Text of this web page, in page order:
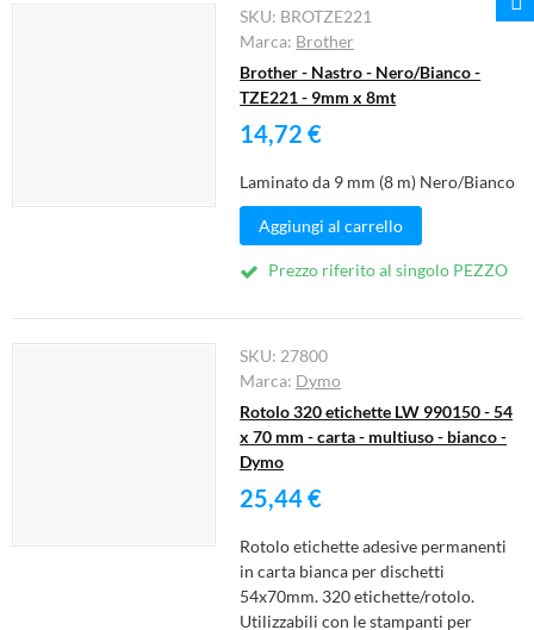
SKU: BROTZE221
Marca: Brother
Brother - Nastro - Nero/Bianco -
TZE221 - 9mm x 8mt
14,72 €
Laminato da 9 mm (8 m) Nero/Bianco
Aggiungi al carrello
Prezzo riferito al singolo PEZZO
SKU: 27800
Marca: Dymo
Rotolo 320 etichette LW 990150 - 54
x 70 mm - carta - multiuso - bianco -
Dymo
25,44 €
Rotolo etichette adesive permanenti
in carta bianca per dischetti
54x70mm. 320 etichette/rotolo.
Utilizzabili con le stampanti per